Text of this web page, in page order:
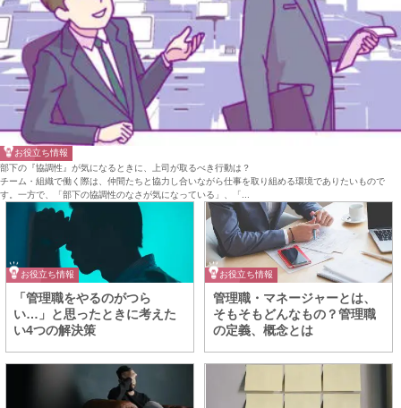
お役立ち情報
部下の『協調性』が気になるときに、上司が取るべき行動は？
チーム・組織で働く際は、仲間たちと協力し合いながら仕事を取り組める環境でありたいもので
す。一方で、「部下の協調性のなさが気になっている」、「...
お役立ち情報
「管理職をやるのがつら
い…」と思ったときに考えた
い4つの解決策
お役立ち情報
管理職・マネージャーとは、
そもそもどんなもの？管理職
の定義、概念とは